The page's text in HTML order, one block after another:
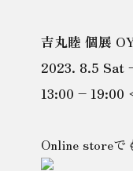
吉丸睦 個展
2023. 8.5 Sat
13:00 – 19:00
Online storeで